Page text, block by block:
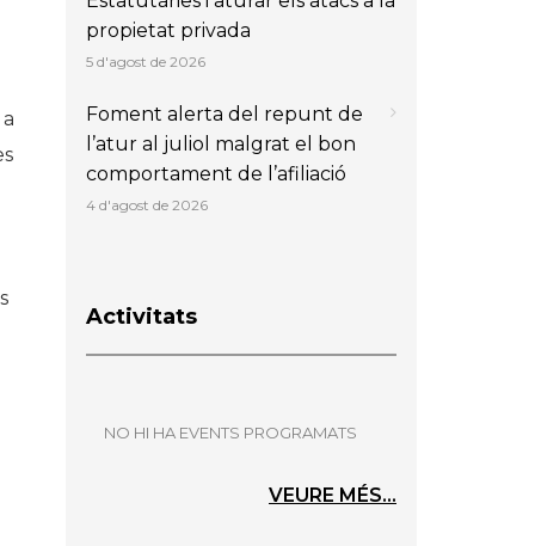
propietat privada
5 d'agost de 2026
Foment alerta del repunt de
l’atur al juliol malgrat el bon
comportament de l’afiliació
4 d'agost de 2026
Activitats
NO HI HA EVENTS PROGRAMATS
VEURE MÉS...